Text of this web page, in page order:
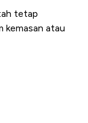
tetap
kemasan atau